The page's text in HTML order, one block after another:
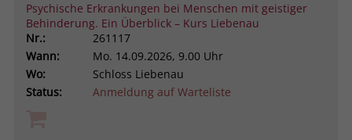
Psychische Erkrankungen bei Menschen mit geistiger
Behinderung. Ein Überblick – Kurs Liebenau
Nr.:
261117
Wann:
Mo. 14.09.2026, 9.00 Uhr
Wo:
Schloss Liebenau
Status:
Anmeldung auf Warteliste